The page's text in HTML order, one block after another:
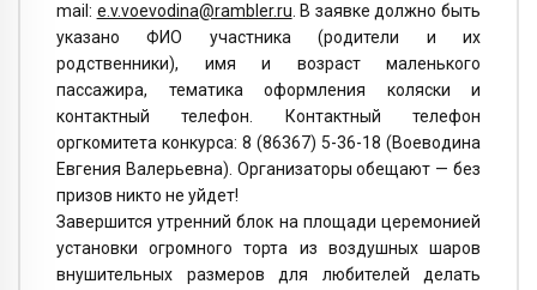
mail: e.v.voevodina@rambler.ru. В заявке должно быть
указано ФИО участника (родители и их
родственники), имя и возраст маленького
пассажира, тематика оформления коляски и
контактный телефон. Контактный телефон
оргкомитета конкурса: 8 (86367) 5-36-18 (Воеводина
Евгения Валерьевна). Организаторы обещают — без
призов никто не уйдет!
Завершится утренний блок на площади церемонией
установки огромного торта из воздушных шаров
внушительных размеров для любителей делать